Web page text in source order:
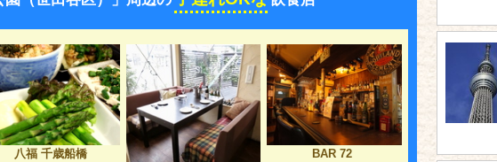
八福 千歳船橋
BAR 72